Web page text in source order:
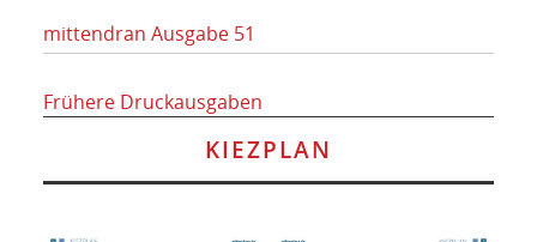
mittendran Ausgabe 51
Frühere Druckausgaben
KIEZPLAN